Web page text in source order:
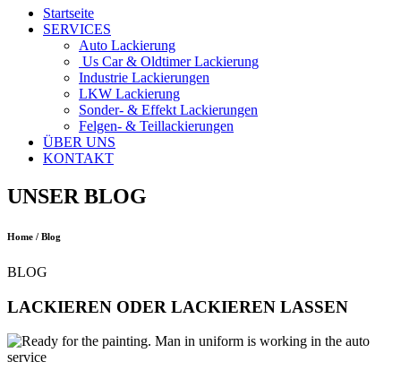
Startseite
SERVICES
Auto Lackierung
Us Car & Oldtimer Lackierung
Industrie Lackierungen
LKW Lackierung
Sonder- & Effekt Lackierungen
Felgen- & Teillackierungen
ÜBER UNS
KONTAKT
UNSER BLOG
Home / Blog
BLOG
LACKIEREN ODER LACKIEREN LASSEN